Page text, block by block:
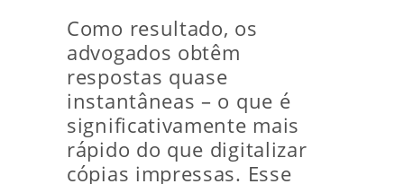
Como resultado, os
advogados obtêm
respostas quase
instantâneas – o que é
significativamente mais
rápido do que digitalizar
cópias impressas. Esse